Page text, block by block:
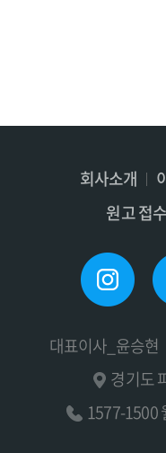
회사소개
원고 접
대표이사_윤승현
경기도
1577-1500